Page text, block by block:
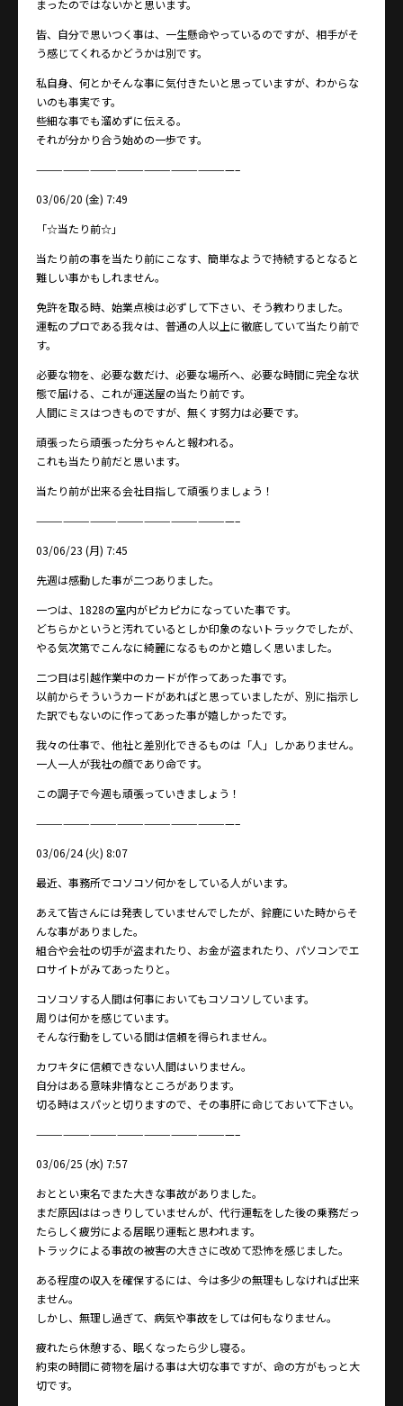
まったのではないかと思います。
皆、自分で思いつく事は、一生懸命やっているのですが、相手がそ
う感じてくれるかどうかは別です。
私自身、何とかそんな事に気付きたいと思っていますが、わからな
いのも事実です。
些細な事でも溜めずに伝える。
それが分かり合う始めの一歩です。
——————————————————————–
03/06/20 (金) 7:49
「☆当たり前☆」
当たり前の事を当たり前にこなす、簡単なようで持続するとなると
難しい事かもしれません。
免許を取る時、始業点検は必ずして下さい、そう教わりました。
運転のプロである我々は、普通の人以上に徹底していて当たり前で
す。
必要な物を、必要な数だけ、必要な場所へ、必要な時間に完全な状
態で届ける、これが運送屋の当たり前です。
人間にミスはつきものですが、無くす努力は必要です。
頑張ったら頑張った分ちゃんと報われる。
これも当たり前だと思います。
当たり前が出来る会社目指して頑張りましょう！
——————————————————————–
03/06/23 (月) 7:45
先週は感動した事が二つありました。
一つは、1828の室内がピカピカになっていた事です。
どちらかというと汚れているとしか印象のないトラックでしたが、
やる気次第でこんなに綺麗になるものかと嬉しく思いました。
二つ目は引越作業中のカードが作ってあった事です。
以前からそういうカードがあればと思っていましたが、別に指示し
た訳でもないのに作ってあった事が嬉しかったです。
我々の仕事で、他社と差別化できるものは「人」しかありません。
一人一人が我社の顔であり命です。
この調子で今週も頑張っていきましょう！
——————————————————————–
03/06/24 (火) 8:07
最近、事務所でコソコソ何かをしている人がいます。
あえて皆さんには発表していませんでしたが、鈴鹿にいた時からそ
んな事がありました。
組合や会社の切手が盗まれたり、お金が盗まれたり、パソコンでエ
ロサイトがみてあったりと。
コソコソする人間は何事においてもコソコソしています。
周りは何かを感じています。
そんな行動をしている間は信頼を得られません。
カワキタに信頼できない人間はいりません。
自分はある意味非情なところがあります。
切る時はスパッと切りますので、その事肝に命じておいて下さい。
——————————————————————–
03/06/25 (水) 7:57
おととい東名でまた大きな事故がありました。
まだ原因ははっきりしていませんが、代行運転をした後の乗務だっ
たらしく疲労による居眠り運転と思われます。
トラックによる事故の被害の大きさに改めて恐怖を感じました。
ある程度の収入を確保するには、今は多少の無理もしなければ出来
ません。
しかし、無理し過ぎて、病気や事故をしては何もなりません。
疲れたら休憩する、眠くなったら少し寝る。
約束の時間に荷物を届ける事は大切な事ですが、命の方がもっと大
切です。